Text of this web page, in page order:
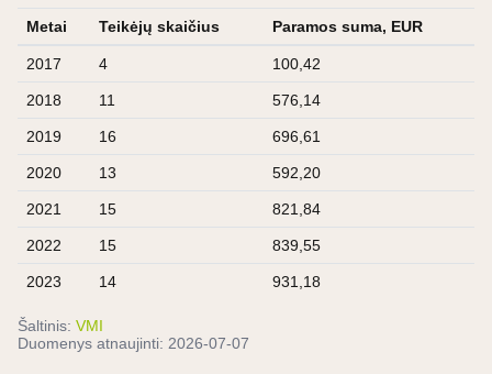
Metai Teikėjų skaičius Paramos suma, EUR
2017 4 100,42
2018 11 576,14
2019 16 696,61
2020 13 592,20
2021 15 821,84
2022 15 839,55
2023 14 931,18
Šaltinis: VMI
Duomenys atnaujinti: 2026-07-07